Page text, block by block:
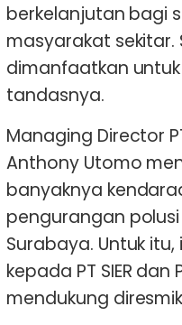
berkelanjutan bagi
masyarakat sekitar.
dimanfaatkan
tandasnya.
Managing Director
Anthony Utomo
banyaknya
pengurangan
Surabaya. Untuk
kepada PT SIER
mendukung